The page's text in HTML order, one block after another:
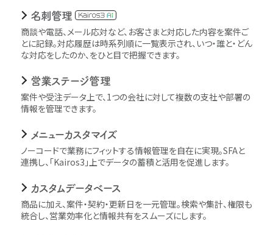
名刺管理
商談や電話、メール応対など、お客さまと対応した内容を案件ご
とに記録。対応履歴は時系列順に一覧表示され、いつ・誰と・どん
な対応をしたのか、をひと目で把握できます。
営業ステージ管理
案件や受注データ上で、1つの会社に対して複数の支社や部署の
情報を管理できます。
メニューカスタマイズ
ノーコードで業務にフィットする情報管理を自在に実現。SFAと
連携し、｢Kairos3｣上でデータの蓄積と活用を促進します。
カスタムデータベース
商品に加え、案件・契約・更新日を一元管理。検索や集計、権限も
統合し、営業効率化と情報共有をスムーズにします。